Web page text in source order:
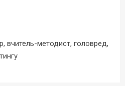
вчитель-методист, головред,